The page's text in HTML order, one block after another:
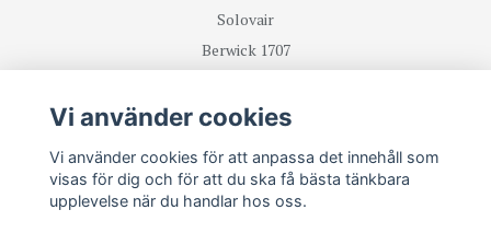
Solovair
Berwick 1707
TA DEL UTAV NYHETER OCH ERBJUDANDEN FÖRST
Vi använder cookies
Vi använder cookies för att anpassa det innehåll som
visas för dig och för att du ska få bästa tänkbara
upplevelse när du handlar hos oss.